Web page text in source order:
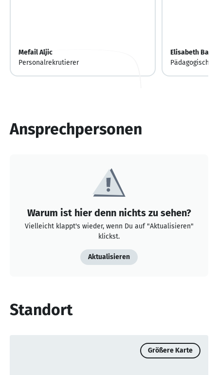
Mefail Aljic
Personalrekrutierer
Elisabeth
Pädagogische
Ansprechpersonen
Warum ist hier denn nichts zu sehen?
Vielleicht klappt's wieder, wenn Du auf "Aktualisieren"
klickst.
Aktualisieren
Standort
Größere Karte